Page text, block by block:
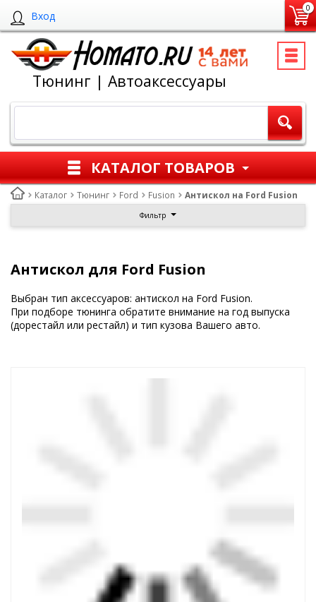
Вход
0
Тюнинг | Автоаксессуары
КАТАЛОГ ТОВАРОВ
Каталог Тюнинг Ford Fusion Антискол на Ford Fusion
Фильтр
Антискол для Ford Fusion
Выбран тип аксессуаров: антискол на Ford Fusion.
При подборе тюнинга обратите внимание на год выпуска
(дорестайл или рестайл) и тип кузова Вашего авто.